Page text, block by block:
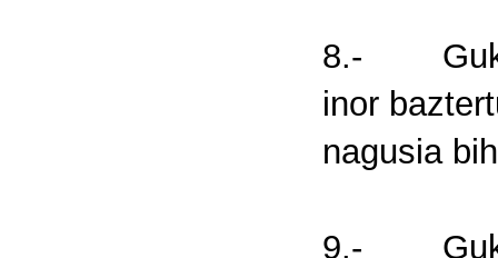
8.- Guk/
inor
nagusia
9.- Guk/